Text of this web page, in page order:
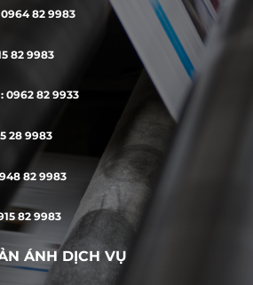
82 9983
82 9983
0962 82 9933
28 9983
82 9983
82 9983
ÁNH DỊCH VỤ